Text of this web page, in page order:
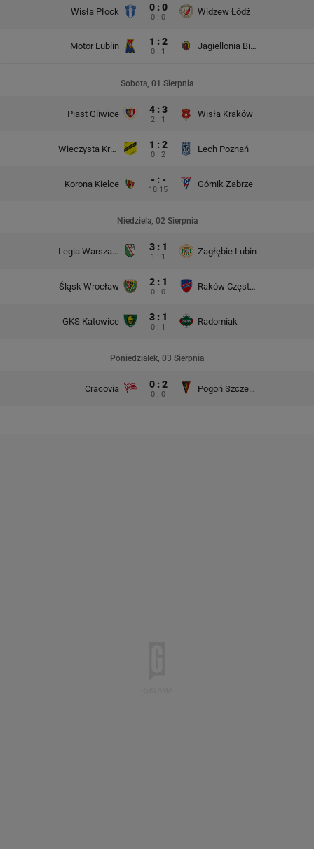
Wisła Płock 0 : 0
0 : 0
Widzew Łódź
Motor Lublin 1 : 2
0 : 1
Jagiellonia Białystok
Sobota, 01 Sierpnia
Piast Gliwice 4 : 3
2 : 1
Wisła Kraków
Wieczysta Kraków 1 : 2
0 : 2
Lech Poznań
Korona Kielce - : -
18:15
Górnik Zabrze
Niedziela, 02 Sierpnia
Legia Warszawa 3 : 1
1 : 1
Zagłębie Lubin
Śląsk Wrocław 2 : 1
0 : 0
Raków Częstochowa
GKS Katowice 3 : 1
0 : 1
Radomiak
Poniedziałek, 03 Sierpnia
Cracovia 0 : 2
0 : 0
Pogoń Szczecin